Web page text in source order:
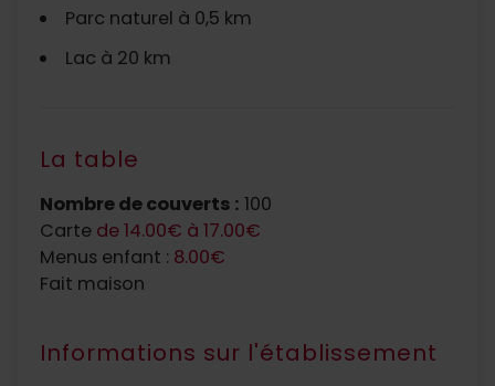
Parc naturel à 0,5 km
Lac à 20 km
La table
Nombre de couverts : 100
Carte de 14.00€ à 17.00€
Menus enfant : 8.00€
Fait maison
Informations sur l'établissement